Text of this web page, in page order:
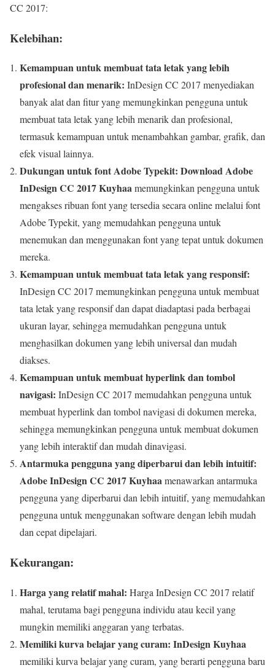
CC 2017:
Kelebihan:
Kemampuan untuk membuat tata letak yang lebih
profesional dan menarik: InDesign CC 2017 menyediakan
banyak alat dan fitur yang memungkinkan pengguna untuk
membuat tata letak yang lebih menarik dan profesional,
termasuk kemampuan untuk menambahkan gambar, grafik, dan
efek visual lainnya.
Dukungan untuk font Adobe Typekit: Download Adobe
InDesign CC 2017 Kuyhaamemungkinkan pengguna untuk
mengakses ribuan font yang tersedia secara online melalui font
Adobe Typekit, yang memudahkan pengguna untuk
menemukan dan menggunakan font yang tepat untuk dokumen
mereka.
Kemampuan untuk membuat tata letak yang responsif:
InDesign CC 2017 memungkinkan pengguna untuk membuat
tata letak yang responsif dan dapat diadaptasi pada berbagai
ukuran layar, sehingga memudahkan pengguna untuk
menghasilkan dokumen yang lebih universal dan mudah
diakses.
Kemampuan untuk membuat hyperlink dan tombol
navigasi: InDesign CC 2017 memudahkan pengguna untuk
membuat hyperlink dan tombol navigasi di dokumen mereka,
sehingga memungkinkan pengguna untuk membuat dokumen
yang lebih interaktif dan mudah dinavigasi.
Antarmuka pengguna yang diperbarui dan lebih intuitif:
Adobe InDesign CC 2017 Kuyhaamenawarkan antarmuka
pengguna yang diperbarui dan lebih intuitif, yang memudahkan
pengguna untuk menggunakan software dengan lebih mudah
dan cepat dipelajari.
Kekurangan:
Harga yang relatif mahal: Harga InDesign CC 2017 relatif
mahal, terutama bagi pengguna individu atau kecil yang
mungkin memiliki anggaran yang terbatas.
Memiliki kurva belajar yang curam: InDesign Kuyhaa
memiliki kurva belajar yang curam, yang berarti pengguna baru